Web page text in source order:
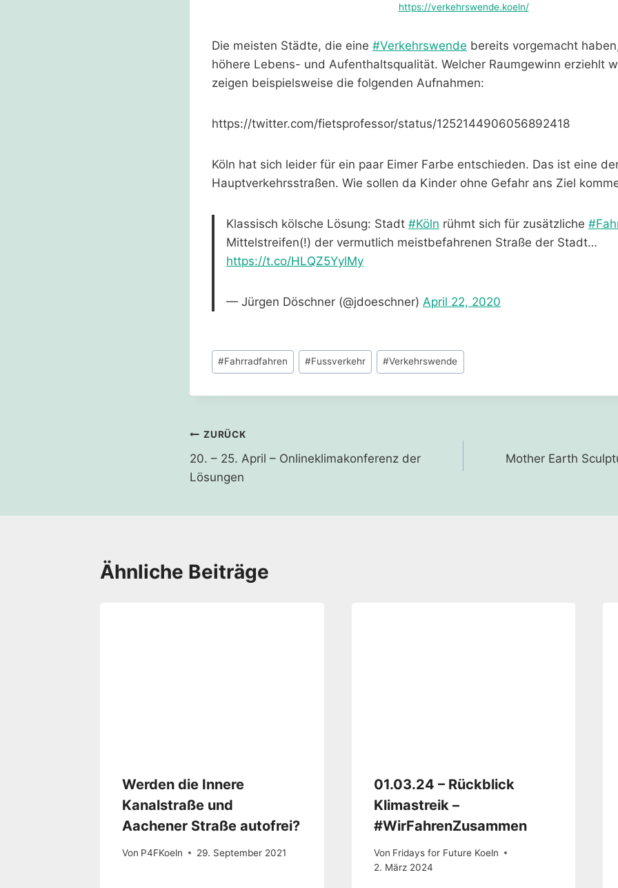
https://verkehrswende.koeln/
Die meisten Städte, die eine #Verkehrswende bereits vorgemacht
höhere Lebens- und Aufenthaltsqualität. Welcher Raumgewinn erziehlt
zeigen beispielsweise die folgenden Aufnahmen:
https://twitter.com/fietsprofessor/status/1252144906056892418
Köln hat sich leider für ein paar Eimer Farbe entschieden. Das ist eine
Hauptverkehrsstraßen. Wie sollen da Kinder ohne Gefahr ans Ziel
Klassisch kölsche Lösung: Stadt #Köln rühmt sich für zusätzliche
Mittelstreifen(!) der vermutlich meistbefahrenen Straße der Stadt…
https://t.co/HLQZ5YylMy
— Jürgen Döschner (@jdoeschner) April 22, 2020
Schlagworte:
#Fahrradfahren #Fussverkehr #Verkehrswende
Beitragsnavigation
ZURÜCK
20. – 25. April – Onlineklimakonferenz der
Lösungen
Mother Earth
Ähnliche Beiträge
Werden die Innere
Kanalstraße und
Aachener Straße autofrei?
Von P4FKoeln 29. September 2021
01.03.24 – Rückblick
Klimastreik –
#WirFahrenZusammen
Von Fridays for Future Koeln
2. März 2024